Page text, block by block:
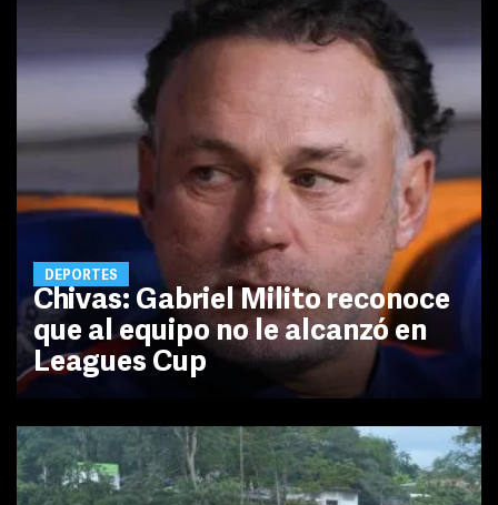
DEPORTES
Chivas: Gabriel Milito reconoce
que al equipo no le alcanzó en
Leagues Cup